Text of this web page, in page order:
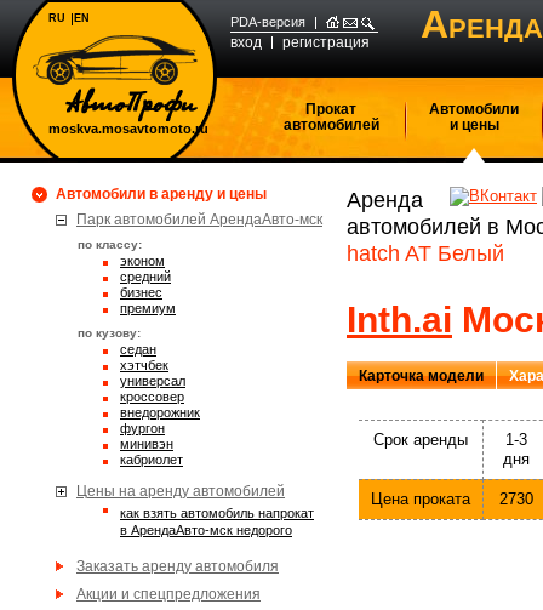
moskva.mosavtomoto.ru
PDA-версия
вход регистрация А
RU EN
Прокат
автомобилей
Автомобили
и цены
Автомобили в аренду и цены
Парк автомобилей АрендаАвто-мск
по классу:
эконом
средний
бизнес
премиум
по кузову:
седан
хэтчбек
универсал
кроссовер
внедорожник
фургон
минивэн
кабриолет
Цены на аренду автомобилей
Как взять автомобиль напрокат
в АрендаАвто-мск недорого
Заказать аренду автомобиля
Акции и спецпредложения
Аренда
автомобилей в
hatch AT Белый
Inth.ai
Карточка модели
Срок аренды
1-3
дня
Цена проката 2730